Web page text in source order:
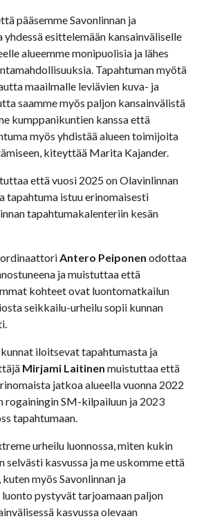
pääsemme Savonlinnan ja
yhdessä esittelemään kansainväliselle
alueemme monipuolisia ja lähes
Tapahtuman myötä
maailmalle leviävien kuva- ja
saamme myös paljon kansainvälistä
kumppanikuntien kanssa että
myös yhdistää alueen toimijoita
kiteyttää Marita Kajander.
että vuosi 2025 on Olavinlinnan
tapahtuma istuu erinomaisesti
tapahtumakalenteriin kesän
Antero Peiponen odottaa
ja muistuttaa että
kohteet ovat luontomatkailun
seikkailu-urheilu sopii kunnan
kunnat iloitsevat tapahtumasta ja
Mirjami Laitinen muistuttaa että
jatkoa alueella vuonna 2022
rogainingin SM-kilpailuun ja 2023
tapahtumaan.
urheilu luonnossa, miten kukin
selvästi kasvussa ja me uskomme että
myös Savonlinnan ja
luonto pystyvät tarjoamaan paljon
kasvussa olevaan